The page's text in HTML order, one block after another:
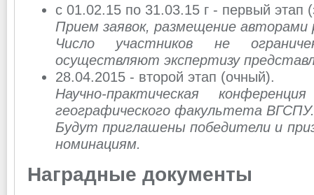
с 01.02.15 по 31.03.15 г - первый этап
Прием заявок, размещение
Число участников не
осуществляют экспертизу
28.04.2015 - второй этап (очный).
Научно-практическая
географического факультета ВГСПУ.
Будут приглашены победители и
номинациям.
Наградные документы